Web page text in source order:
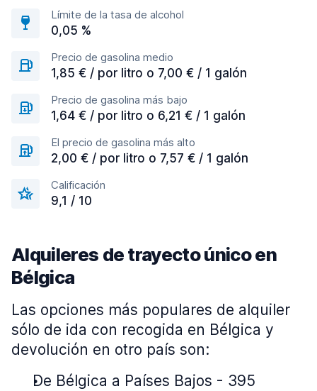
Límite de la tasa de alcohol
0,05 %
Precio de gasolina medio
1,85 € / por litro o 7,00 € / 1 galón
Precio de gasolina más bajo
1,64 € / por litro o 6,21 € / 1 galón
El precio de gasolina más alto
2,00 € / por litro o 7,57 € / 1 galón
Calificación
9,1 / 10
Alquileres de trayecto único en
Bélgica
Las opciones más populares de alquiler
sólo de ida con recogida en Bélgica y
devolución en otro país son:
De Bélgica a Países Bajos - 395